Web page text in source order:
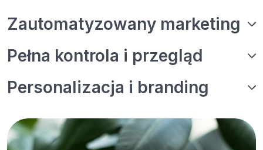
Zautomatyzowany marketing
Pełna kontrola i przegląd
Personalizacja i branding